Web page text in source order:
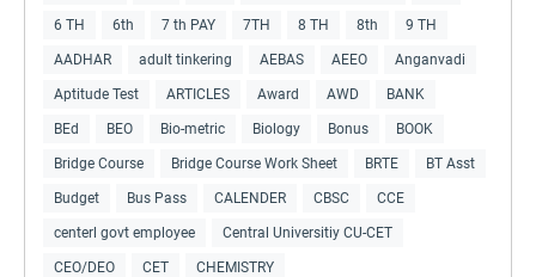
6 TH 6th 7 th PAY 7TH 8 TH 8th 9 TH
AADHAR adult tinkering AEBAS AEEO Anganvadi
Aptitude Test ARTICLES Award AWD BANK
BEd BEO Bio-metric Biology Bonus BOOK
Bridge Course Bridge Course Work Sheet BRTE BT Asst
Budget Bus Pass CALENDER CBSC CCE
centerl govt employee Central Universitiy CU-CET
CEO/DEO CET CHEMISTRY